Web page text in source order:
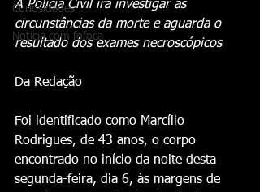
Curiosidades
Notícia com fofoca
A Polícia Civil irá investigar as
circunstâncias da morte e aguarda o
resultado dos exames necroscópicos
Da Redação
Foi identificado como Marcílio
Rodrigues, de 43 anos, o corpo
encontrado no início da noite desta
segunda-feira, dia 6, às margens de